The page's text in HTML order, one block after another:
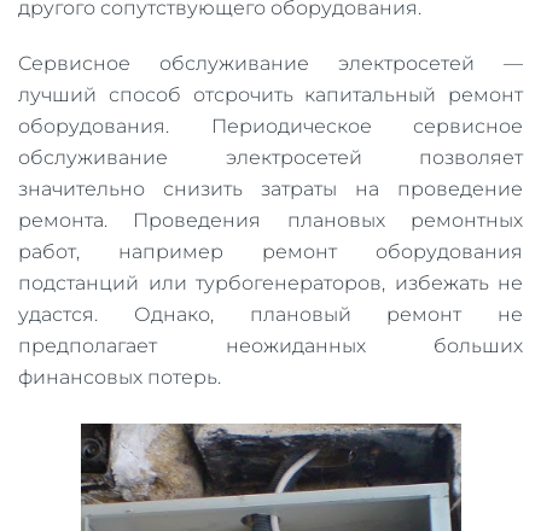
другого сопутствующего оборудования.
Сервисное обслуживание электросетей —
лучший способ отсрочить капитальный ремонт
оборудования. Периодическое сервисное
обслуживание электросетей позволяет
значительно снизить затраты на проведение
ремонта. Проведения плановых ремонтных
работ, например ремонт оборудования
подстанций или турбогенераторов, избежать не
удастся. Однако, плановый ремонт не
предполагает неожиданных больших
финансовых потерь.